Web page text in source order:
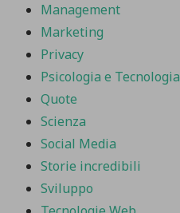
Management
Marketing
Privacy
Psicologia e Tecnologia
Quote
Scienza
Social Media
Storie incredibili
Sviluppo